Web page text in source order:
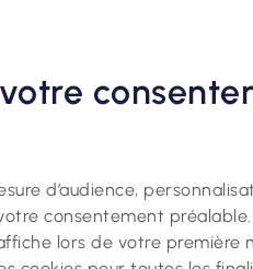
d’audience,
consentement
lors de votre première